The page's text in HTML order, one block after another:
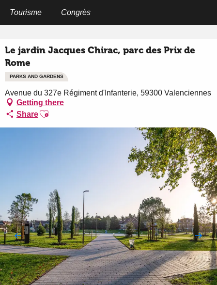
Tourisme Congrès
Le jardin Jacques Chirac, parc des Prix de
Rome
PARKS AND GARDENS
Avenue du 327e Régiment d'Infanterie, 59300 Valenciennes
Getting there
ShareAjouter aux favoris